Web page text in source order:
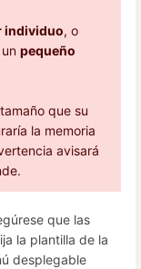
individuo, o
pequeño
que su
la memoria
avisará
que las
la plantilla de la
desplegable